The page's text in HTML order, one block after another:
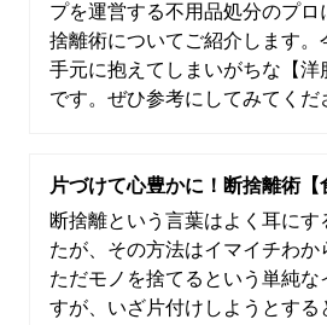
プを運営する不用品処分のプロ
捨離術についてご紹介します。
手元に抱えてしまいがちな【洋
です。ぜひ参考にしてみてくだ
片づけて心豊かに！断捨離術【
断捨離という言葉はよく耳にす
たが、その方法はイマイチわか
ただモノを捨てるという単純な
すが、いざ片付けしようとする